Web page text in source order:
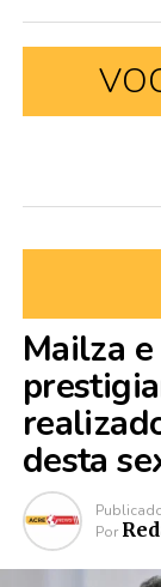
Mailza
desta
Por